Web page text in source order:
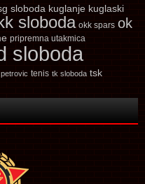
sloboda kuglanje kuglaski
sloboda okk spars ok
pripremna utakmica
sloboda
tenis tk sloboda tsk